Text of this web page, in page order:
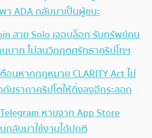
ADA กลับมาเป็นผู้ชนะ
สาย Solo เจอบล็อก รับทรัพย์คน
นบาท ไม่สนวิกฤตศรัทธาคริปโทฯ
อนหากกฎหมาย CLARITY Act ไม่
นราคาคริปโตให้ดิ่งลงอีกระลอก
หายจาก App Store
กลับมาใช้งานได้ปกติ